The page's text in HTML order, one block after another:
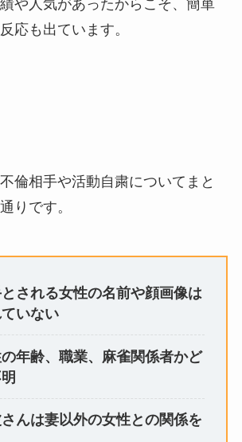
や人気があったからこそ、簡単
応も出ています。
倫相手や活動自粛についてまと
りです。
される女性の名前や顔画像は
いない
年齢、職業、麻雀関係者かど
んは妻以外の女性との関係を